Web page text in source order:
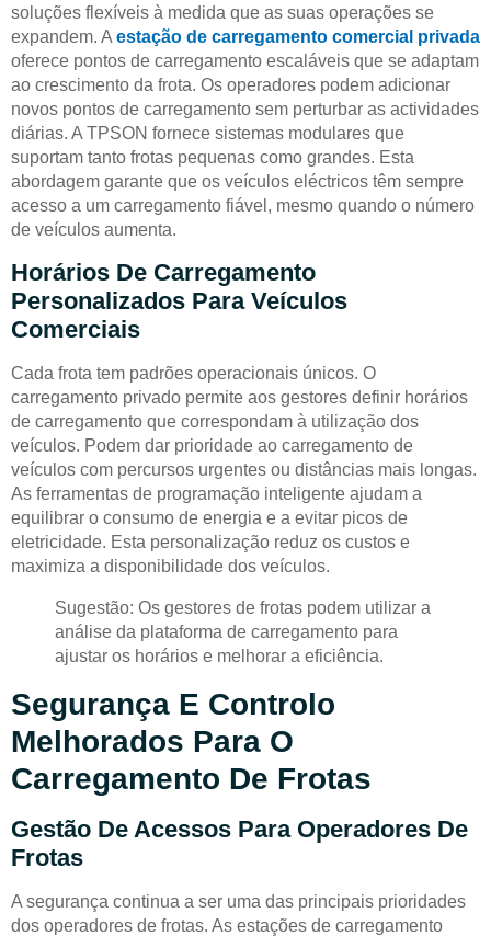
soluções flexíveis à medida que as suas operações se
expandem. A estação de carregamento comercial privada
oferece pontos de carregamento escaláveis que se adaptam
ao crescimento da frota. Os operadores podem adicionar
novos pontos de carregamento sem perturbar as actividades
diárias. A TPSON fornece sistemas modulares que
suportam tanto frotas pequenas como grandes. Esta
abordagem garante que os veículos eléctricos têm sempre
acesso a um carregamento fiável, mesmo quando o número
de veículos aumenta.
Horários De Carregamento
Personalizados Para Veículos
Comerciais
Cada frota tem padrões operacionais únicos. O
carregamento privado permite aos gestores definir horários
de carregamento que correspondam à utilização dos
veículos. Podem dar prioridade ao carregamento de
veículos com percursos urgentes ou distâncias mais longas.
As ferramentas de programação inteligente ajudam a
equilibrar o consumo de energia e a evitar picos de
eletricidade. Esta personalização reduz os custos e
maximiza a disponibilidade dos veículos.
Sugestão: Os gestores de frotas podem utilizar a
análise da plataforma de carregamento para
ajustar os horários e melhorar a eficiência.
Segurança E Controlo
Melhorados Para O
Carregamento De Frotas
Gestão De Acessos Para Operadores De
Frotas
A segurança continua a ser uma das principais prioridades
dos operadores de frotas. As estações de carregamento